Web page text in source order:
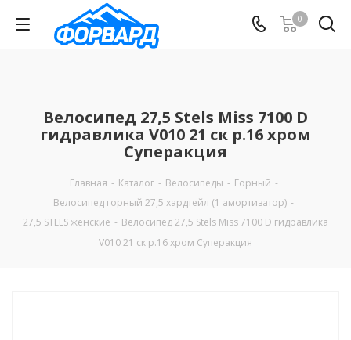
0
Велосипед 27,5 Stels Miss 7100 D
гидравлика V010 21 ск р.16 хром
Суперакция
Главная - Каталог - Велосипеды - Горный -
Велосипед горный 27,5 хардтейл (1 амортизатор) -
27,5 STELS женские - Велосипед 27,5 Stels Miss 7100 D гидравлика
V010 21 ск р.16 хром Суперакция